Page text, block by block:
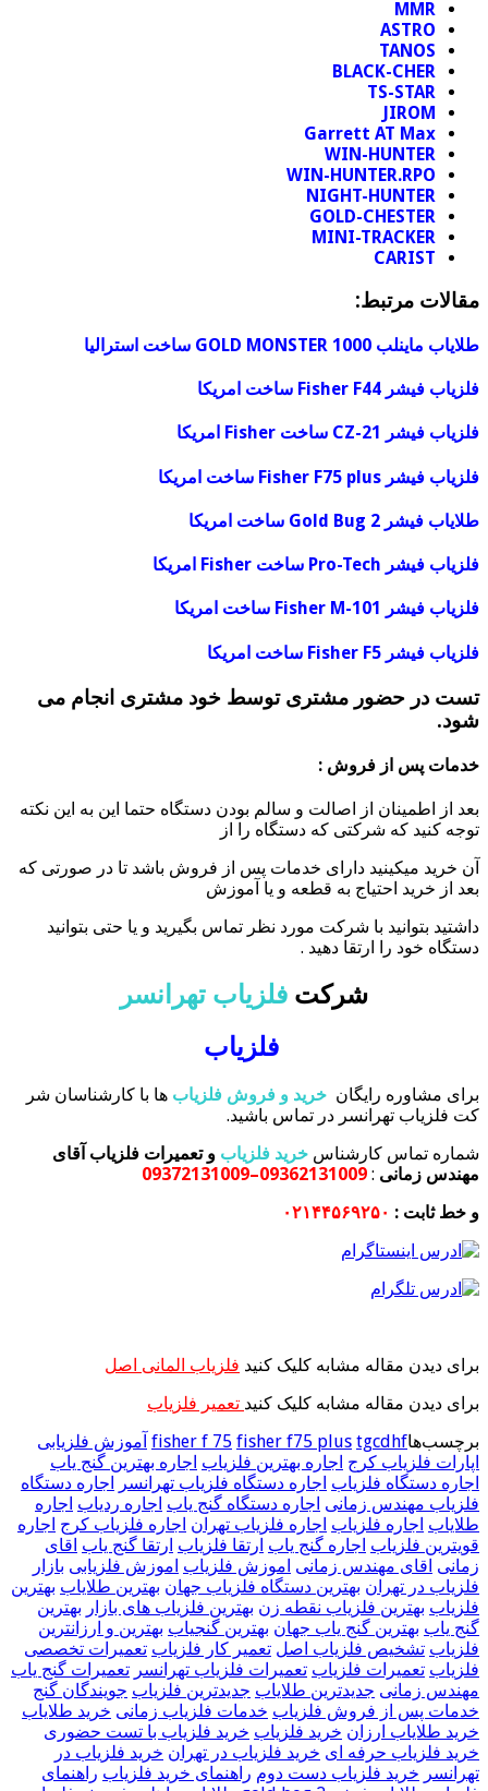
MMR
ASTRO
TANOS
BLACK-CHER
TS-STAR
JIROM
Garrett AT Max
WIN-HUNTER
WIN-HUNTER.RPO
NIGHT-HUNTER
GOLD-CHESTER
MINI-TRACKER
CARIST
مقالات مرتبط:
طلایاب ماینلب GOLD MONSTER 1000 ساخت استرالیا
فلزیاب فیشر Fisher F44 ساخت امریکا
فلزیاب فیشر CZ-21 ساخت Fisher امریکا
فلزیاب فیشر Fisher F75 plus ساخت امریکا
طلایاب فیشر Gold Bug 2 ساخت امریکا
فلزیاب فیشر Pro-Tech ساخت Fisher امریکا
فلزیاب فیشر Fisher M-101 ساخت امریکا
فلزیاب فیشر Fisher F5 ساخت امریکا
تست در حضور مشتری توسط خود مشتری انجام می
شود.
خدمات پس از فروش :
بعد از اطمینان از اصالت و سالم بودن دستگاه حتما این به این نکته
توجه کنید که شرکتی که دستگاه را از
آن خرید میکینید دارای خدمات پس از فروش باشد تا در صورتی که
بعد از خرید احتیاج به قطعه و یا آموزش
داشتید بتوانید با شرکت مورد نظر تماس بگیرید و یا حتی بتوانید
دستگاه خود را ارتقا دهید .
شرکت فلزیاب تهرانسر
فلزیاب
برای مشاوره رایگان خرید و فروش فلزیاب ها با کارشناسان شر
کت فلزیاب تهرانسر در تماس باشید.
شماره تماس کارشناس خرید فلزیاب و تعمیرات فلزیاب آقای
مهندس زمانی :
09362131009–09372131009
و خط ثابت : ۰۲۱۴۴۵۶۹۲۵۰
برای دیدن مقاله مشابه کلیک کنید فلزیاب المانی اصل
برای دیدن مقاله مشابه کلیک کنید تعمیر فلزیاب
برچسب‌ها
fisher f 75 fisher f75 plus tgcdhf
آموزش فلزیابی
اپارات فلزیاب کرج اجاره بهترین فلزیاب اجاره بهترین گنج یاب
اجاره دستگاه فلزیاب اجاره دستگاه فلزیاب تهرانسر
اجاره دستگاه
فلزیاب مهندس زمانی اجاره دستگاه گنج یاب اجاره ردیاب اجاره
طلایاب اجاره فلزیاب اجاره فلزیاب تهران اجاره فلزیاب کرج اجاره
قویترین فلزیاب اجاره گنج یاب ارتقا فلزیاب ارتقا گنج یاب اقای
زمانی اقای مهندس زمانی اموزش فلزیاب اموزش فلزیابی بازار
فلزیاب در تهران بهترین دستگاه فلزیاب جهان بهترین طلایاب بهترین
فلزیاب بهترین فلزیاب نقطه زن بهترین فلزیاب های بازار بهترین
گنج یاب بهترین گنج یاب جهان بهترین گنجیاب بهترین و ارزانترین
فلزیاب تشخیص فلزیاب اصل تعمیر کار فلزیاب تعمیرات تخصصی
فلزیاب تعمیرات فلزیاب تعمیرات فلزیاب تهرانسر تعمیرات گنج یاب
مهندس زمانی جدیدترین طلایاب جدیدترین فلزیاب جویندگان گنج
خدمات پس از فروش فلزیاب خدمات فلزیاب زمانی خرید طلایاب
خرید طلایاب ارزان خرید فلزیاب خرید فلزیاب با تست حضوری
خرید فلزیاب حرفه ای خرید فلزیاب در تهران خرید فلزیاب در
تهرانسر خرید فلزیاب دست دوم راهنمای خرید فلزیاب راهنمای